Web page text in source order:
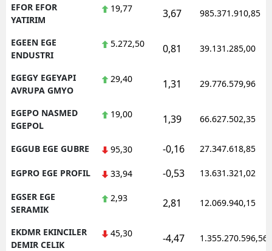
EFOR EFOR
YATIRIM
19,77 3,67 985.371.910,85
EGEEN EGE
ENDUSTRI
5.272,50 0,81 39.131.285,00
EGEGY EGEYAPI
AVRUPA GMYO
29,40 1,31 29.776.579,96
EGEPO NASMED
EGEPOL
19,00 1,39 66.627.502,35
EGGUB EGE GUBRE 95,30 -0,16 27.347.618,85
EGPRO EGE PROFIL 33,94 -0,53 13.631.321,02
EGSER EGE
SERAMIK
2,93 2,81 12.069.940,15
EKDMR EKINCILER
DEMIR CELIK
45,30 -4,47 1.355.270.596,56